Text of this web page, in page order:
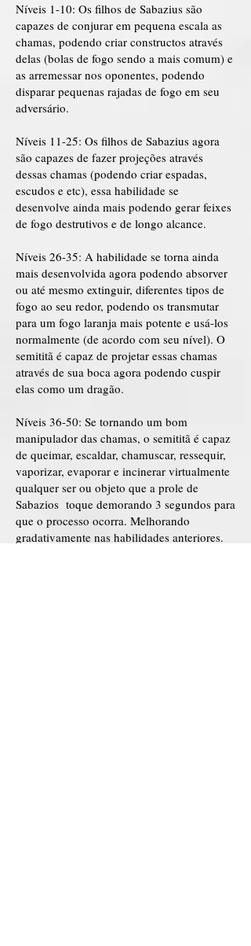
Níveis 1-10: Os filhos de Sabazius são
capazes de conjurar em pequena escala as
chamas, podendo criar constructos através
delas (bolas de fogo sendo a mais comum) e
as arremessar nos oponentes, podendo
disparar pequenas rajadas de fogo em seu
adversário.
Níveis 11-25: Os filhos de Sabazius agora
são capazes de fazer projeções através
dessas chamas (podendo criar espadas,
escudos e etc), essa habilidade se
desenvolve ainda mais podendo gerar feixes
de fogo destrutivos e de longo alcance.
Níveis 26-35: A habilidade se torna ainda
mais desenvolvida agora podendo absorver
ou até mesmo extinguir, diferentes tipos de
fogo ao seu redor, podendo os transmutar
para um fogo laranja mais potente e usá-los
normalmente (de acordo com seu nível). O
semititã é capaz de projetar essas chamas
através de sua boca agora podendo cuspir
elas como um dragão.
Níveis 36-50: Se tornando um bom
manipulador das chamas, o semititã é capaz
de queimar, escaldar, chamuscar, ressequir,
vaporizar, evaporar e incinerar virtualmente
qualquer ser ou objeto que a prole de
Sabazios toque demorando 3 segundos para
que o processo ocorra. Melhorando
gradativamente nas habilidades anteriores.